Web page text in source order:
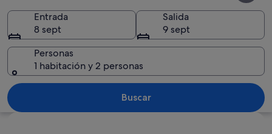
Un puente de madera que conduce
Entrada
8 sept
Salida
9 sept
Personas
1 habitación y 2 personas
Buscar